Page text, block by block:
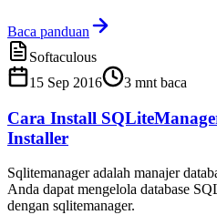
Baca panduan
Softaculous
15 Sep 2016
3 mnt baca
Cara Install
Installer
Sqlitemanager adalah manajer
Anda dapat mengelola database
dengan sqlitemanager.